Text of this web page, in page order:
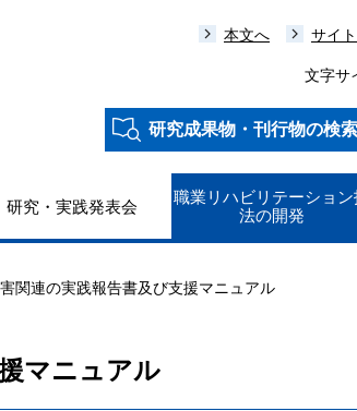
本文へ サイ
文字サ
研究成果物・刊行物の検索
研究・実践発表会
職業リハビリテーション
法の開発
関連の実践報告書及び支援マニュアル
マニュアル